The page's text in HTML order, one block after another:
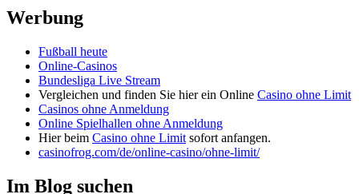
Werbung
Fußball heute
Online-Casinos
Bundesliga Live Stream
Vergleichen und finden Sie hier ein Online Casino ohne Limit
Casinos ohne Anmeldung
Online Spielhallen ohne Anmeldung
Hier beim Casino ohne Limit sofort anfangen.
casinofrog.com/de/online-casino/ohne-limit/
Im Blog suchen